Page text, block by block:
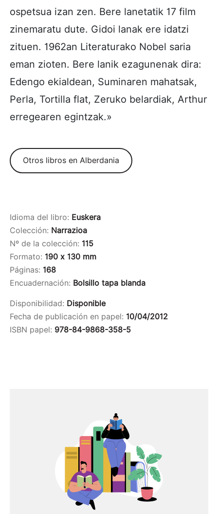
ospetsua izan zen. Bere lanetatik 17 film
zinemaratu dute. Gidoi lanak ere idatzi
zituen. 1962an Literaturako Nobel saria
eman zioten. Bere lanik ezagunenak dira:
Edengo ekialdean, Suminaren mahatsak,
Perla, Tortilla flat, Zeruko belardiak, Arthur
erregearen egintzak.»
Otros libros en Alberdania
Idioma del libro: Euskera
Colección: Narrazioa
Nº de la colección: 115
Formato: 190 x 130 mm
Páginas: 168
Encuadernación: Bolsillo tapa blanda
Disponibilidad: Disponible
Fecha de publicación en papel: 10/04/2012
ISBN papel: 978-84-9868-358-5